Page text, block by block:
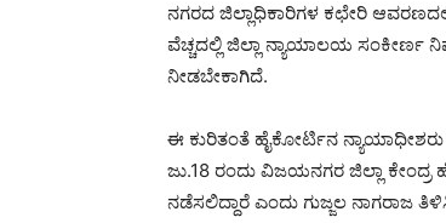
ನಗರದ ಜಿಲ್ಲಾಧಿಕಾರಿಗಳ ಕಛೇರಿ
ವೆಚ್ಚದಲ್ಲಿ ಜಿಲ್ಲಾ ನ್ಯಾಯಾಲಯ ಸಂಕೀರ್ಣ
ನೀಡಬೇಕಾಗಿದೆ.
ಈ ಕುರಿತಂತೆ ಹೈಕೋರ್ಟಿನ
ಜು.18 ರಂದು ವಿಜಯನಗರ ಜಿಲ್ಲಾ
ನಡೆಸಲಿದ್ದಾರೆ ಎಂದು ಗುಜ್ಜಲ ನಾಗರಾಜ